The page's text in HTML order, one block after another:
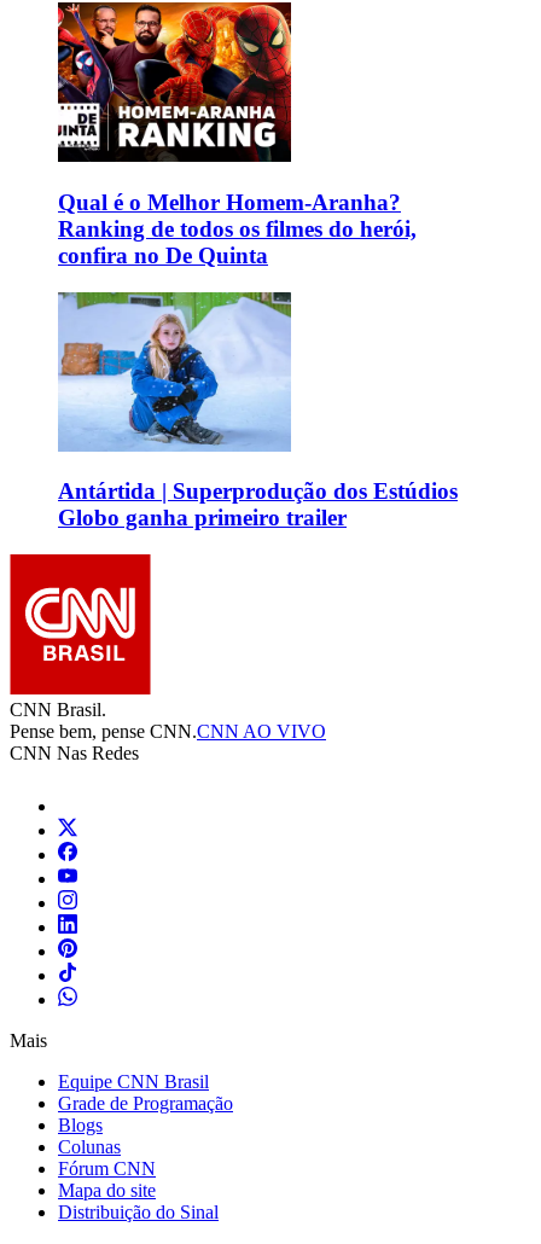
Qual é o Melhor Homem-Aranha?
Ranking de todos os filmes do herói,
confira no De Quinta
Antártida | Superprodução dos Estúdios
Globo ganha primeiro trailer
CNN Brasil.
Pense bem, pense CNN.CNN AO VIVO
CNN Nas Redes
Mais
Equipe CNN Brasil
Grade de Programação
Blogs
Colunas
Fórum CNN
Mapa do site
Distribuição do Sinal